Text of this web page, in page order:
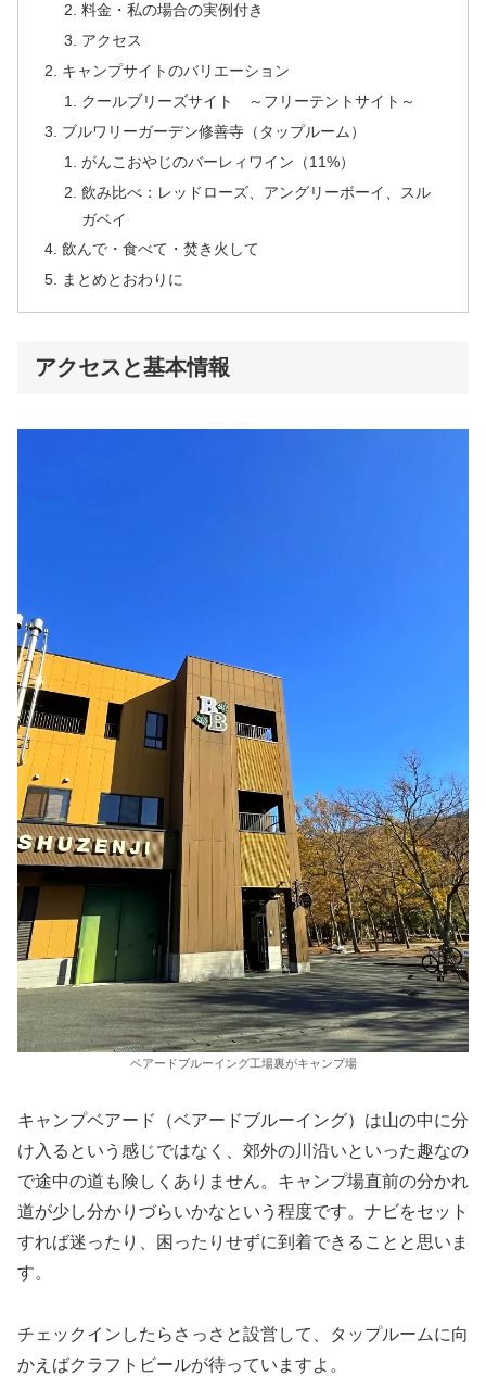
料金・私の場合の実例付き
アクセス
キャンプサイトのバリエーション
クールブリーズサイト ～フリーテントサイト～
ブルワリーガーデン修善寺（タップルーム）
がんこおやじのバーレィワイン（11%）
飲み比べ：レッドローズ、アングリーボーイ、スル
ガベイ
飲んで・食べて・焚き火して
まとめとおわりに
アクセスと基本情報
ベアードブルーイング工場裏がキャンプ場
キャンプベアード（ベアードブルーイング）は山の中に分
け入るという感じではなく、郊外の川沿いといった趣なの
で途中の道も険しくありません。キャンプ場直前の分かれ
道が少し分かりづらいかなという程度です。ナビをセット
すれば迷ったり、困ったりせずに到着できることと思いま
す。
チェックインしたらさっさと設営して、タップルームに向
かえばクラフトビールが待っていますよ。